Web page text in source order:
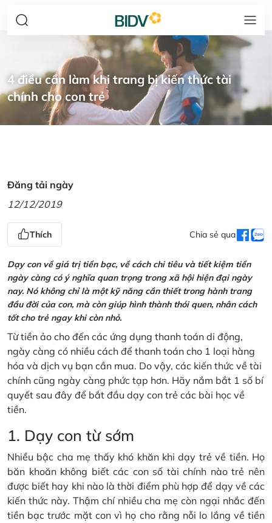
4 điều cần làm khi trang bị kiến thức tài
chính cho con trẻ
Đăng tải ngày
12/12/2019
Thích Chia sẻ qua
Dạy con về giá trị tiền bạc, về cách chi tiêu và tiết kiệm tiền
ngày càng có ý nghĩa quan trọng trong xã hội hiện đại ngày
nay. Nó không chỉ là một kỹ năng cần thiết trong hành trang
đầu đời của con, mà còn giúp hình thành thói quen, nhân cách
tốt cho trẻ ngay khi còn nhỏ.
Từ tiền ảo cho đến các ứng dụng thanh toán di động,
ngày càng có nhiều cách để thanh toán cho 1 loại hàng
hóa và dịch vụ bạn cần mua. Do vậy, các kiến thức về tài
chính cũng ngày càng phức tạp hơn. Hãy nắm bắt 1 số bí
quyết sau đây để bắt đầu dạy con trẻ các bài học về
tiền.
1. Dạy con từ sớm
Nhiều bậc cha mẹ thấy khó khăn khi dạy trẻ về tiền. Họ
băn khoăn không biết các con số tài chính nào trẻ nên
được biết hay khi nào là thời điểm phù hợp để dạy về các
kiến thức này. Thậm chí nhiều cha mẹ còn ngại nhắc đến
tiền bạc trước mặt con vì họ cho rằng nỗi lo lắng về tiền